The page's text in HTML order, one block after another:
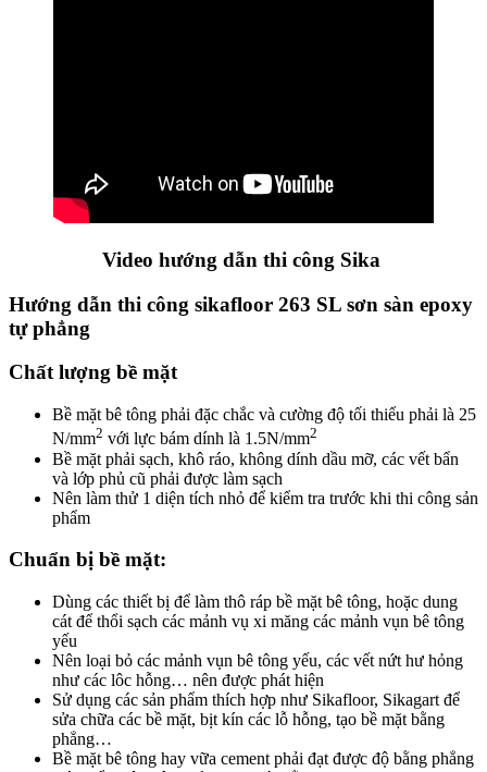
Video hướng dẫn thi công Sika
Hướng dẫn thi công sikafloor 263 SL sơn sàn epoxy
tự phẳng
Chất lượng bề mặt
Bề mặt bê tông phải đặc chắc và cường độ tối thiểu phải là 25
N/mm2 với lực bám dính là 1.5N/mm2
Bề mặt phải sạch, khô ráo, không dính dầu mỡ, các vết bẩn
và lớp phủ cũ phải được làm sạch
Nên làm thử 1 diện tích nhỏ để kiểm tra trước khi thi công sản
phẩm
Chuẩn bị bề mặt:
Dùng các thiết bị để làm thô ráp bề mặt bê tông, hoặc dung
cát để thổi sạch các mảnh vụ xi măng các mảnh vụn bê tông
yếu
Nên loại bỏ các mảnh vụn bê tông yếu, các vết nứt hư hỏng
như các lôc hỗng… nên được phát hiện
Sử dụng các sản phẩm thích hợp như Sikafloor, Sikagart để
sửa chữa các bề mặt, bịt kín các lỗ hỗng, tạo bề mặt bằng
phẳng…
Bề mặt bê tông hay vữa cement phải đạt được độ bằng phẳng